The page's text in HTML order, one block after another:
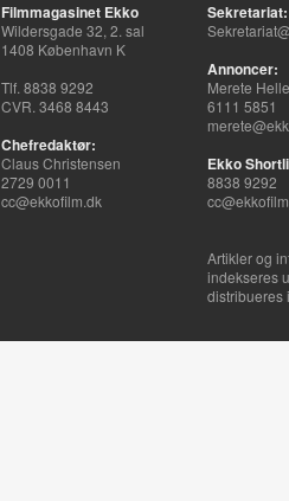
Filmmagasinet Ekko
Wildersgade 32, 2. sal
1408 København K
Tlf. 8838 9292
CVR. 3468 8443
Chefredaktør:
Claus Christensen
2729 0011
cc@ekkofilm.dk
Sekretariat:
Annoncer:
Merete
6111 5851
Ekko
8838 9292
Artikler og
indekseres
distribueres